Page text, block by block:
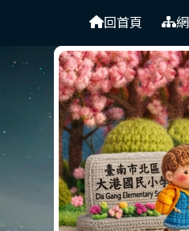
臺南市北區
回首頁